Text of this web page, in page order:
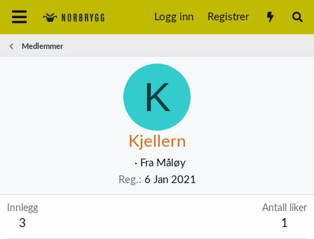
Logg inn Registrer
Medlemmer
K
Kjellern
· Fra Måløy
Reg. 6 Jan 2021
Innlegg
3
Antall liker
1